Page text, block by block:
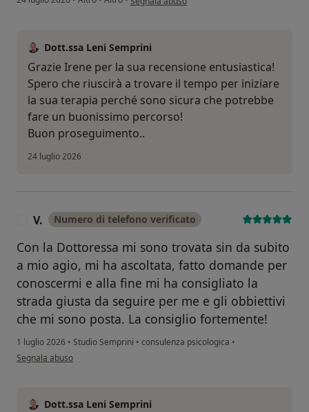
Dott.ssa Leni Semprini
Grazie Irene per la sua recensione entusiastica!
Spero che riuscirà a trovare il tempo per iniziare
la sua terapia perché sono sicura che potrebbe
fare un buonissimo percorso!
Buon proseguimento..
24 luglio 2026
V. Numero di telefono verificato
Con la Dottoressa mi sono trovata sin da subito
a mio agio, mi ha ascoltata, fatto domande per
conoscermi e alla fine mi ha consigliato la
strada giusta da seguire per me e gli obbiettivi
che mi sono posta. La consiglio fortemente!
1 luglio 2026 • Studio Semprini • consulenza psicologica •
secondo l'opinione dell'utente V.
Segnala abuso
Dott.ssa Leni Semprini